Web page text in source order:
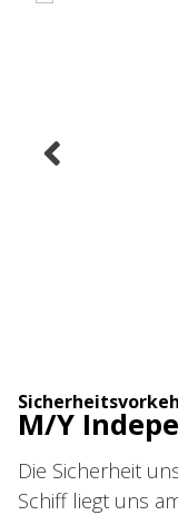
M/Y
Die Sicherheit
Schiff liegt uns